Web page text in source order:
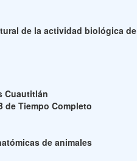
de la actividad biológica de
Cuautitlán
de Tiempo Completo
de animales